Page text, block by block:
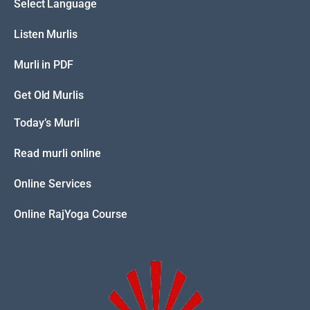
Select Language
Listen Murlis
Murli in PDF
Get Old Murlis
Today’s Murli
Read murli online
Online Services
Online RajYoga Course